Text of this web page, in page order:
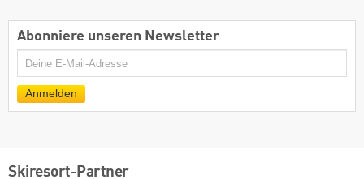
Abonniere unseren Newsletter
E-
Anmelden
Skiresort-Partner